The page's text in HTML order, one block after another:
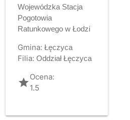
Wojewódzka Stacja
Pogotowia
Ratunkowego w Łodzi
Gmina: Łęczyca
Filia: Oddział Łęczyca
gradeOcena:
1.5